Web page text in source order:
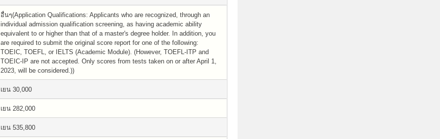
อื่นๆ(Application Qualifications: Applicants who are recognized, through an
individual admission qualification screening, as having academic ability
equivalent to or higher than that of a master's degree holder. In addition, you
are required to submit the original score report for one of the following:
TOEIC, TOEFL, or IELTS (Academic Module). (However, TOEFL-ITP and
TOEIC-IP are not accepted. Only scores from tests taken on or after April 1,
2023, will be considered.))
เยน 30,000
เยน 282,000
เยน 535,800